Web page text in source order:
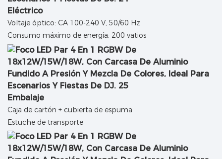
Eléctrico
Voltaje óptico: CA 100-240 V, 50/60 Hz
Consumo máximo de energía: 200 vatios
Embalaje
Caja de cartón + cubierta de espuma
Estuche de transporte